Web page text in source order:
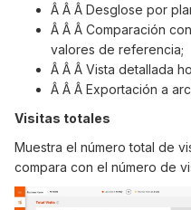
Â Â Â Desglose por
Â Â Â Comparación
valores de referencia;
Â Â Â Vista detallada
Â Â Â Exportación a
Visitas totales
Muestra el número total de
compara con el número de